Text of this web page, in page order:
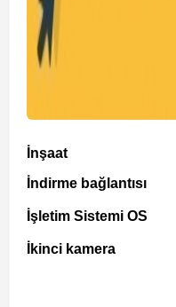
İnşaat
İndirme bağlantısı
İşletim Sistemi OS
İkinci kamera